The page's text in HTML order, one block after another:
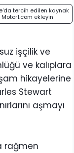
tercih edilen kaynak
ekleyin
işçilik ve
ve kalıplara
hikayelerine
Stewart
aşmayı
rağmen